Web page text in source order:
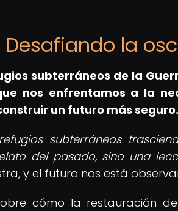
Desafiando la
subterráneos de la
nos enfrentamos a la
un futuro más seguro.
subterráneos
del pasado, sino una
y el futuro nos está
cómo la restauración